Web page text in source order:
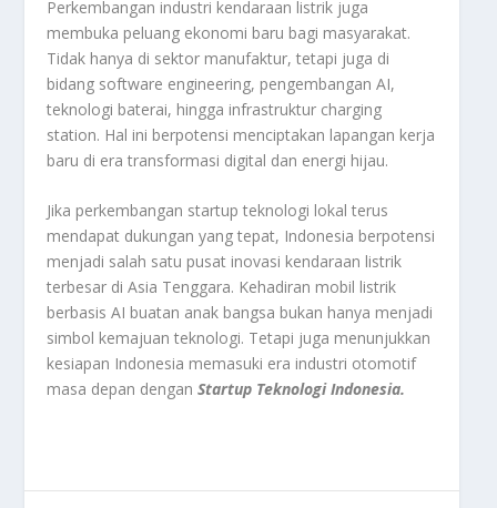
Perkembangan industri kendaraan listrik juga
membuka peluang ekonomi baru bagi masyarakat.
Tidak hanya di sektor manufaktur, tetapi juga di
bidang software engineering, pengembangan AI,
teknologi baterai, hingga infrastruktur charging
station. Hal ini berpotensi menciptakan lapangan kerja
baru di era transformasi digital dan energi hijau.
Jika perkembangan startup teknologi lokal terus
mendapat dukungan yang tepat, Indonesia berpotensi
menjadi salah satu pusat inovasi kendaraan listrik
terbesar di Asia Tenggara. Kehadiran mobil listrik
berbasis AI buatan anak bangsa bukan hanya menjadi
simbol kemajuan teknologi. Tetapi juga menunjukkan
kesiapan Indonesia memasuki era industri otomotif
masa depan denganStartup Teknologi Indonesia.